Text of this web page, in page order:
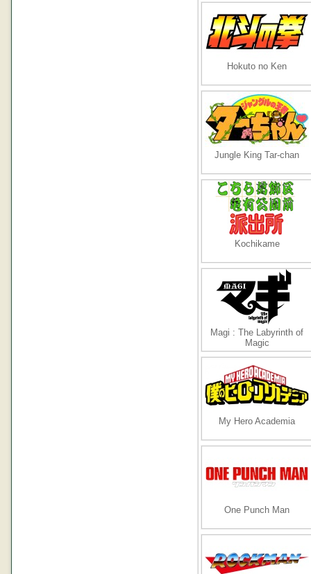
Hokuto no Ken
Jungle King Tar-chan
Kochikame
Magi : The Labyrinth of
Magic
My Hero Academia
One Punch Man